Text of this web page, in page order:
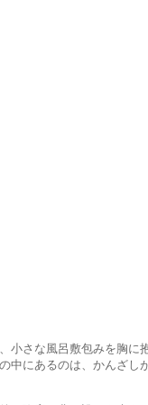
包みを胸に抱えて
は、かんざしが入